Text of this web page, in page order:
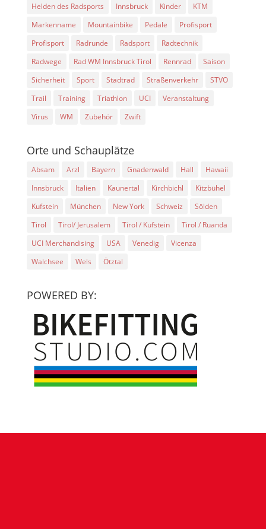
Helden des Radsports
Innsbruck Kinder
KTM
Markenname
Mountainbike Pedale
Profisport
Profisport
Radrunde Radsport
Radtechnik
Radwege
Rad WM Innsbruck Tirol Rennrad
Saison
Sicherheit
Sport Stadtrad Straßenverkehr
STVO
Trail
Training Triathlon UCI
Veranstaltung
Virus
WM Zubehör Zwift
Orte und Schauplätze
Absam Arzl Bayern Gnadenwald Hall
Hawaii
Innsbruck
Italien Kaunertal Kirchbichl
Kitzbühel
Kufstein
München New York Schweiz
Sölden
Tirol
Tirol/ Jerusalem Tirol / Kufstein
Tirol / Ruanda
UCI Merchandising
USA Venedig
Vicenza
Walchsee
Wels Ötztal
POWERED BY: